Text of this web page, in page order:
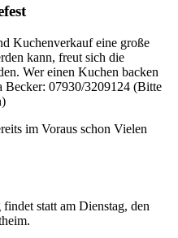
Kuchenverkauf eine große
kann, freut sich die
Wer einen Kuchen backen
Becker: 07930/3209124 (Bitte
im Voraus schon Vielen
statt am Dienstag, den